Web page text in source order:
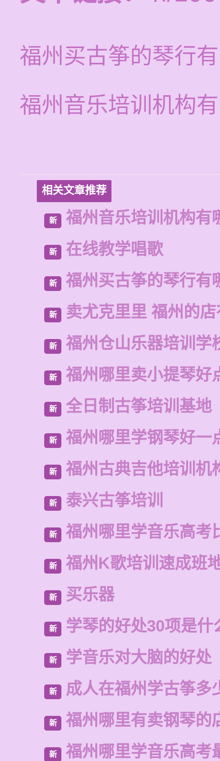
福州买古筝的琴行
福州音乐培训机构
相关文章推荐
新 福州音乐培训机构有
新 在线教学唱歌
新 福州买古筝的琴行有
新 卖尤克里里 福州的
新 福州仓山乐器培训学
新 福州哪里卖小提琴好
新 全日制古筝培训基地
新 福州哪里学钢琴好一
新 福州古典吉他培训机
新 泰兴古筝培训
新 福州哪里学音乐高考
新 福州K歌培训速成班
新 买乐器
新 学琴的好处30项是什
新 学音乐对大脑的好处
新 成人在福州学古筝多
新 福州哪里有卖钢琴的
新 福州哪里学音乐高考